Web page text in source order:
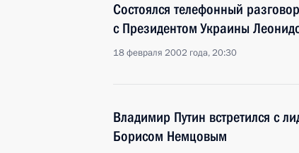
Состоялся телефонный
с Президентом Украины
18 февраля 2002 года, 20:30
Владимир Путин встретился с
Борисом Немцовым